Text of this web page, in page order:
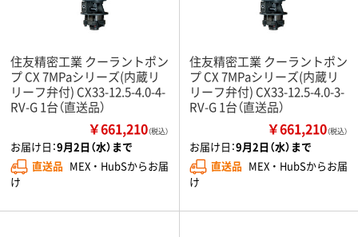
住友精密工業 クーラントポン
プ CX 7MPaシリーズ(内蔵リ
リーフ弁付) CX33-12.5-4.0-4-
RV-G 1台（直送品）
￥661,210（税込）
お届け日：9月2日（水）まで
直送品 MEX ・ HubSからお届
け
住友精密工業 クーラントポン
プ CX 7MPaシリーズ(内蔵リ
リーフ弁付) CX33-12.5-4.0-3-
RV-G 1台（直送品）
￥661,210（税込）
お届け日：9月2日（水）まで
直送品 MEX ・ HubSからお届
け